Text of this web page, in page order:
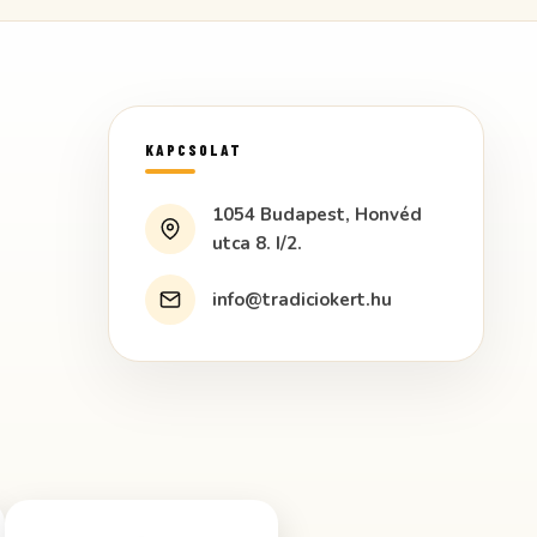
KAPCSOLAT
1054 Budapest, Honvéd
utca 8. I/2.
info@tradiciokert.hu